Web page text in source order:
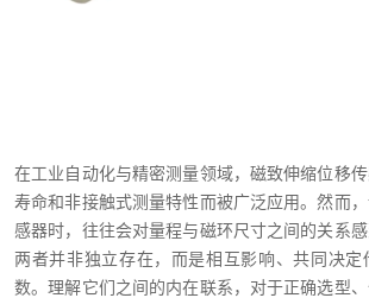
在工业自动化与精密测量领域，磁致伸缩位移
寿命和非接触式测量特性而被广泛应用。然而
感器时，往往会对量程与磁环尺寸之间的关系
两者并非独立存在，而是相互影响、共同决定
数。理解它们之间的内在联系，对于正确选型